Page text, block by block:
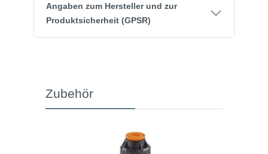
Angaben zum Hersteller und zur
Produktsicherheit (GPSR)
Zubehör